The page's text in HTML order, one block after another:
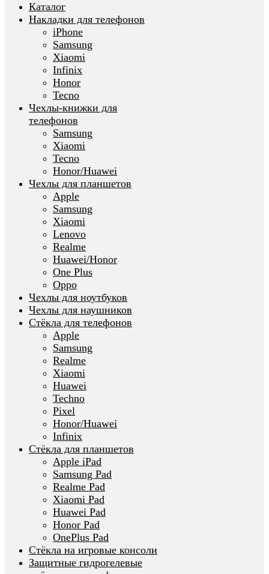
Каталог
Накладки для телефонов
iPhone
Samsung
Xiaomi
Infinix
Honor
Tecno
Чехлы-книжки для
телефонов
Samsung
Xiaomi
Tecno
Honor/Huawei
Чехлы для планшетов
Apple
Samsung
Xiaomi
Lenovo
Realme
Huawei/Honor
One Plus
Oppo
Чехлы для ноутбуков
Чехлы для наушников
Стёкла для телефонов
Apple
Samsung
Realme
Xiaomi
Huawei
Techno
Pixel
Honor/Huawei
Infinix
Стёкла для планшетов
Apple iPad
Samsung Pad
Realme Pad
Xiaomi Pad
Huawei Pad
Honor Pad
OnePlus Pad
Стёкла на игровые консоли
Защитные гидрогелевые